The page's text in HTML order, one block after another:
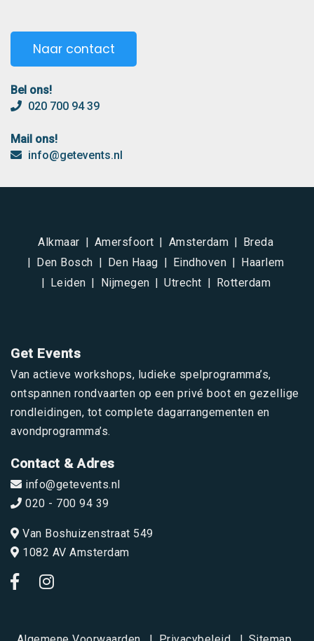
Naar contact
Bel ons!
020 700 94 39
Mail ons!
info@getevents.nl
Alkmaar Amersfoort Amsterdam
Breda
Den Bosch
Den Haag Eindhoven
Haarlem
Leiden
Nijmegen Utrecht Rotterdam
Get Events
Van actieve workshops, ludieke spelprogramma’s,
ontspannen rondvaarten op een privé boot en gezellige
rondleidingen, tot complete dagarrangementen en
avondprogramma’s.
Contact & Adres
info@getevents.nl
020 - 700 94 39
Van Boshuizenstraat 549
1082 AV Amsterdam